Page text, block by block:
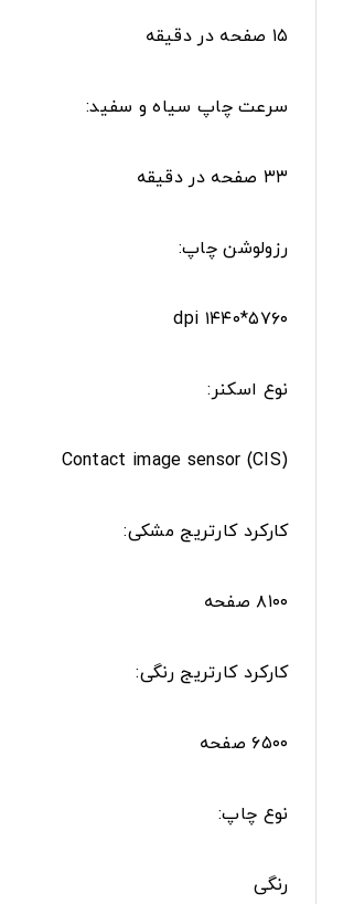
۱۵ صفحه در دقیقه
سرعت چاپ سیاه و سفید:
۳۳ صفحه در دقیقه
رزولوشن چاپ:
۵۷۶۰*۱۴۴۰ dpi
نوع‌ اسکنر:
(Contact image sensor (CIS
کارکرد کارتریج مشکی:
۸۱۰۰ صفحه
کارکرد کارتریج رنگی:
۶۵۰۰ صفحه
نوع چاپ:
رنگی